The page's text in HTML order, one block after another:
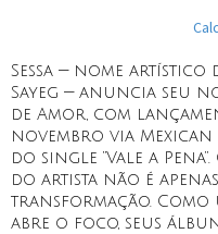
Sessa — nome
Sayeg — anuncia seu
de Amor, com
novembro via Mexican
do single “Vale a
do artista não é
transformação. Como
abre o foco, seus